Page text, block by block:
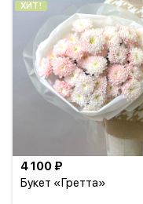
ХИТ!
Букет «Гретта»
4 100 ₽